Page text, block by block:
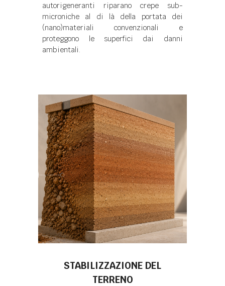
autorigeneranti riparano crepe sub-
microniche al di là della portata dei
(nano)materiali convenzionali e
proteggono le superfici dai danni
ambientali.
STABILIZZAZIONE DEL
TERRENO